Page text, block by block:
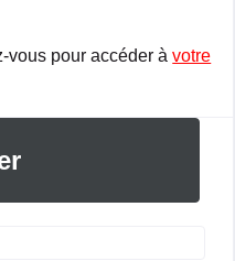
vous pour accéder àvotre